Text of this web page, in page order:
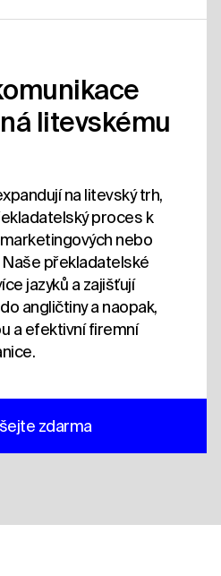
litevskému
na litevský trh,
proces k
nebo
překladatelské
jazyků a zajišťují
angličtiny a naopak,
a efektivní firemní
zdarma